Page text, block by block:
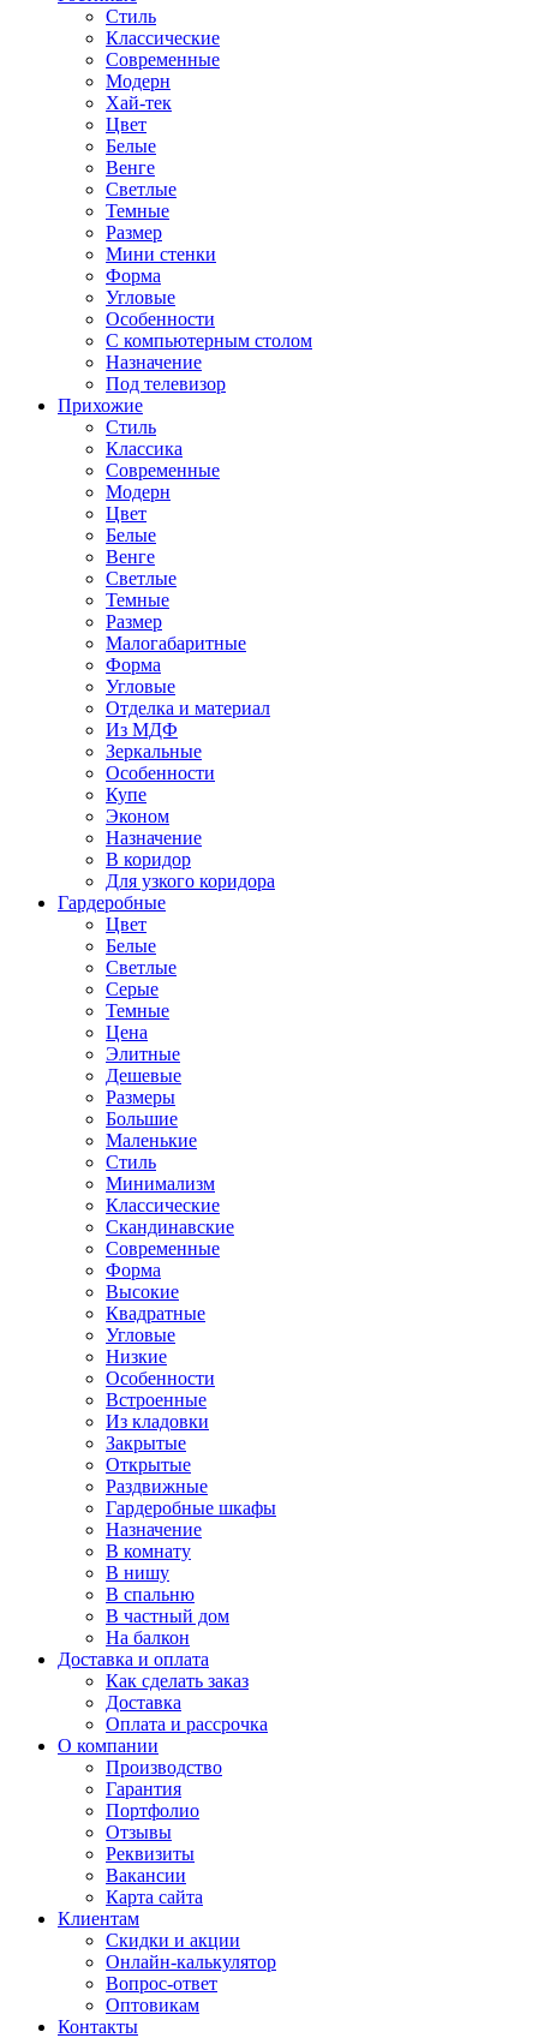
Стиль
Классические
Современные
Модерн
Хай-тек
Цвет
Белые
Венге
Светлые
Темные
Размер
Мини стенки
Форма
Угловые
Особенности
С компьютерным столом
Назначение
Под телевизор
Прихожие
Стиль
Классика
Современные
Модерн
Цвет
Белые
Венге
Светлые
Темные
Размер
Малогабаритные
Форма
Угловые
Отделка и материал
Из МДФ
Зеркальные
Особенности
Купе
Эконом
Назначение
В коридор
Для узкого коридора
Гардеробные
Цвет
Белые
Светлые
Серые
Темные
Цена
Элитные
Дешевые
Размеры
Большие
Маленькие
Стиль
Минимализм
Классические
Скандинавские
Современные
Форма
Высокие
Квадратные
Угловые
Низкие
Особенности
Встроенные
Из кладовки
Закрытые
Открытые
Раздвижные
Гардеробные шкафы
Назначение
В комнату
В нишу
В спальню
В частный дом
На балкон
Доставка и оплата
Как сделать заказ
Доставка
Оплата и рассрочка
О компании
Производство
Гарантия
Портфолио
Отзывы
Реквизиты
Вакансии
Карта сайта
Клиентам
Скидки и акции
Онлайн-калькулятор
Вопрос-ответ
Оптовикам
Контакты